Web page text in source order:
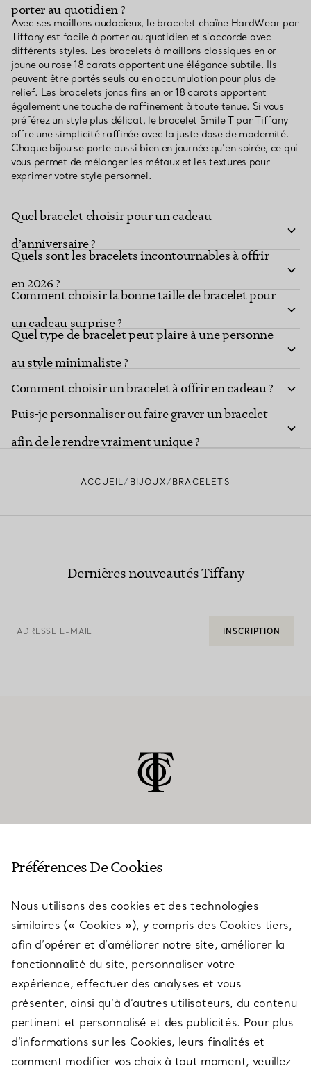
porter au quotidien ?
Avec ses maillons audacieux, le bracelet chaîne HardWear par
Tiffany est facile à porter au quotidien et s’accorde avec
différents styles. Les bracelets à maillons classiques en or
jaune ou rose 18 carats apportent une élégance subtile. Ils
peuvent être portés seuls ou en accumulation pour plus de
relief. Les bracelets joncs fins en or 18 carats apportent
également une touche de raffinement à toute tenue. Si vous
préférez un style plus délicat, le bracelet Smile T par Tiffany
offre une simplicité raffinée avec la juste dose de modernité.
Chaque bijou se porte aussi bien en journée qu’en soirée, ce qui
vous permet de mélanger les métaux et les textures pour
exprimer votre style personnel.
Quel bracelet choisir pour un cadeau
d’anniversaire ?
Quels sont les bracelets incontournables à offrir
en 2026 ?
Comment choisir la bonne taille de bracelet pour
un cadeau surprise ?
Quel type de bracelet peut plaire à une personne
au style minimaliste ?
Comment choisir un bracelet à offrir en cadeau ?
Puis-je personnaliser ou faire graver un bracelet
afin de le rendre vraiment unique ?
ACCUEIL BIJOUX BRACELETS
Dernières nouveautés Tiffany
ADRESSE E-MAIL INSCRIPTION
SERVICES
À PROPOS
QUESTIONS LÉGALES
Préférences De Cookies
Nous utilisons des cookies et des technologies
similaires (« Cookies »), y compris des Cookies tiers,
afin d’opérer et d’améliorer notre site, améliorer la
fonctionnalité du site, personnaliser votre
expérience, effectuer des analyses et vous
présenter, ainsi qu’à d’autres utilisateurs, du contenu
pertinent et personnalisé et des publicités. Pour plus
d’informations sur les Cookies, leurs finalités et
comment modifier vos choix à tout moment, veuillez